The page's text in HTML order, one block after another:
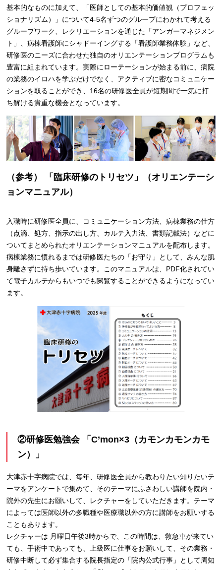
基本的なものに加えて、「医師としての基本的価値観（プロフェッ
ショナリズム）」について4-5名ずつのグループにわかれて考える
グループワーク、レクリエーションを通じた「アンガーマネジメン
ト」、病棟看護師にシャドーイングする「看護師業務体験」など、
研修医のニーズに合わせた独自のオリエンテーションプログラムも
豊富に組まれています。実際にローテーションが始まる前に、病院
の業務のイロハを学ぶだけでなく、アクティブに密なコミュニケー
ションを取ることができ、16名の研修医全員が短期間で一気に打
ち解ける貴重な機会となっています。
（参考） 「臨床研修のトリセツ」（オリエンテーシ
ョンマニュアル）
入職時に研修医全員に、コミュニケーション方法、病棟業務の仕方
（点滴、処方、指示の出し方、カルテ入力法、書類記載法）などに
ついてまとめられたオリエンテーションマニュアルを配布します。
病棟業務に慣れるまでは研修医たちの「お守り」として、みんな肌
身離さずに持ち歩いています。このマニュアルは、PDF化されてい
て電子カルテからもいつでも閲覧することができるようになってい
ます。
②研修医勉強会 「C’mon×3（カモンカモンカモ
ン）」
大津赤十字病院では、毎年、研修医全員から教わりたい知りたいテ
ーマをアンケートで集めて、そのテーマにふさわしい講師を院内・
院外の先生にお願いして、レクチャーをしていただきます。テーマ
によっては医師以外の多職種や医療職以外の方に講師をお願いする
こともあります。
レクチャーは 月曜日午後3時からで、この時間は、救急車が来てい
ても、手術中であっても、上級医に仕事をお願いして、その業務・
研修中断して必ず集合する院長指定の「院内公式行事」として周知